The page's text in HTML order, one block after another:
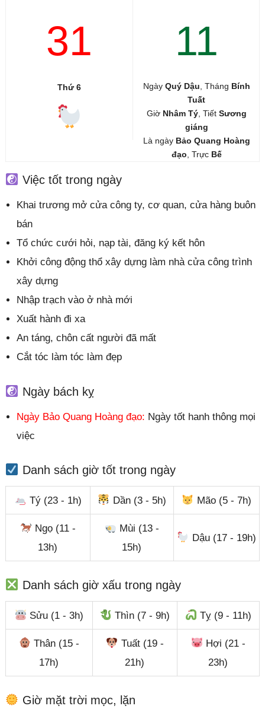
31 11
Thứ 6 Ngày Quý Dậu , Tháng Bính
Tuất
Giờ Nhâm Tý, Tiết Sương
giáng
Là ngày Bảo Quang Hoàng
đạo , Trực Bế
Việc tốt trong ngày
Khai trương mở cửa công ty, cơ quan, cửa hàng buôn
bán
Tổ chức cưới hỏi, nạp tài, đăng ký kết hôn
Khởi công động thổ xây dựng làm nhà cửa công trình
xây dựng
Nhập trạch vào ở nhà mới
Xuất hành đi xa
An táng, chôn cất người đã mất
Cắt tóc làm tóc làm đẹp
Ngày bách kỵ
Ngày Bảo Quang Hoàng đạo: Ngày tốt hanh thông mọi
việc
Danh sách giờ tốt trong ngày
Tý (23 - 1h) Dần (3 - 5h) Mão (5 - 7h)
Ngọ (11 -
13h)
Mùi (13 -
15h)
Dậu (17 - 19h)
Danh sách giờ xấu trong ngày
Sửu (1 - 3h) Thìn (7 - 9h) Tỵ (9 - 11h)
Thân (15 -
17h)
Tuất (19 -
21h)
Hợi (21 -
23h)
Giờ mặt trời mọc, lặn